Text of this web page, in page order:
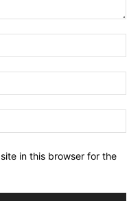
in this browser for the